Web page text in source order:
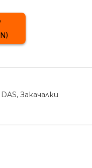
, Закачалки